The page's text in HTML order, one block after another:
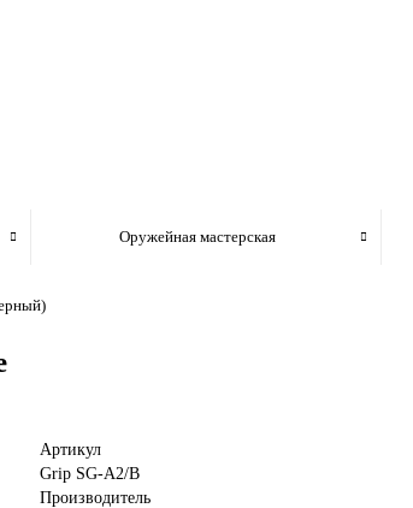
Оружейная мастерская
Артикул
Grip SG-A2/B
Производитель